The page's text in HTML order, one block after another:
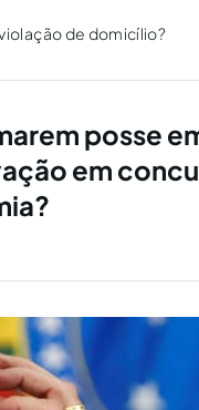
de domicílio?
posse
em